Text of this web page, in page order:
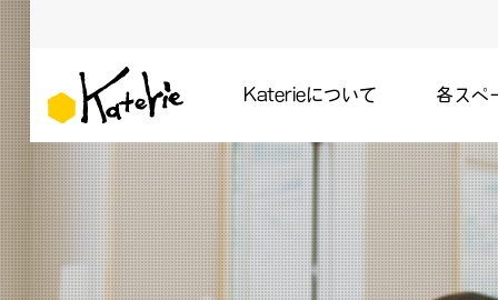
Katerieについて 各スペ